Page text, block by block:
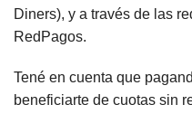
Diners), y a través de las
RedPagos.
Tené en cuenta que
beneficiarte de cuotas sin